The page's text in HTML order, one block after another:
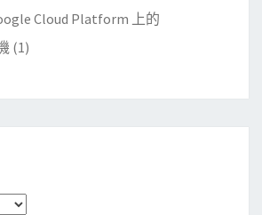
Cloud Platform 上的
(1)